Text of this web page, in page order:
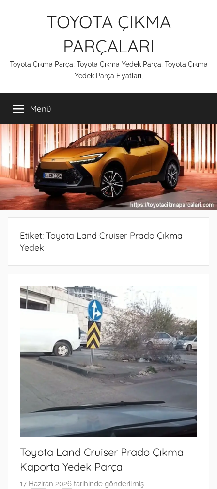
TOYOTA ÇIKMA
PARÇALARI
Toyota Çıkma Parça, Toyota Çıkma Yedek Parça, Toyota Çıkma
Yedek Parça Fiyatları,
Menü
Etiket: Toyota Land Cruiser Prado Çıkma
Yedek
Toyota Land Cruiser Prado Çıkma
Kaporta Yedek Parça
17 Haziran 2026 tarihinde gönderilmiş